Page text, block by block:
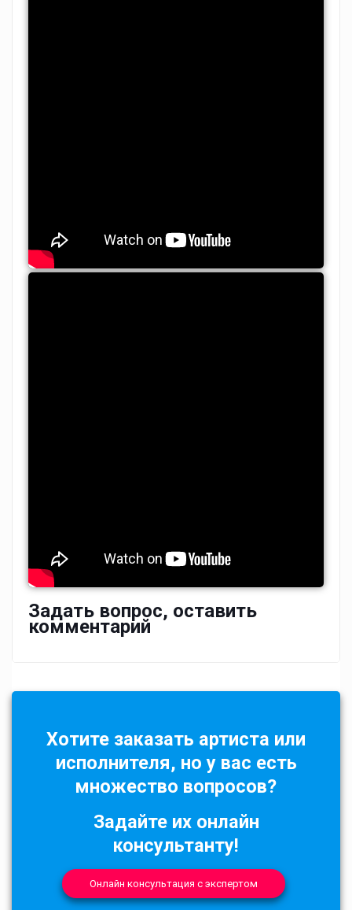
Задать вопрос, оставить
комментарий
Хотите заказать артиста или
исполнителя, но у вас есть
множество вопросов?
Задайте их онлайн
консультанту!
Онлайн консультация с экспертом